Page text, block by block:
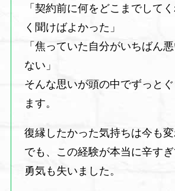
「契約前に何をどこまでして
く聞けばよかった」
「焦っていた自分がいちばん
ない」
そんな思いが頭の中でずっと
ます。
復縁したかった気持ちは今も変
でも、この経験が本当に辛す
勇気も失いました。